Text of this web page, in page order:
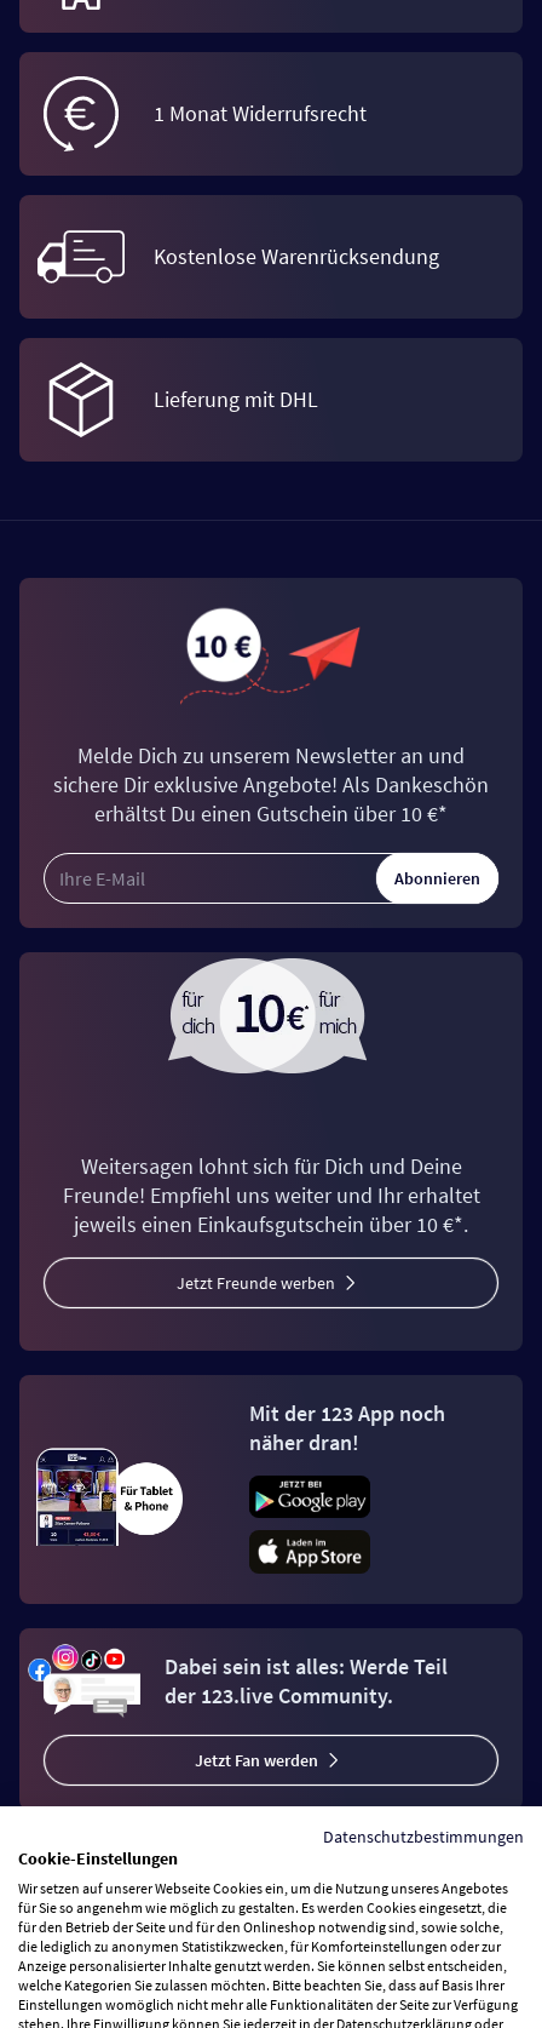
1 Monat Widerrufsrecht
Kostenlose Warenrücksendung
Lieferung mit DHL
Melde Dich zu unserem Newsletter an und
sichere Dir exklusive Angebote! Als Dankeschön
erhältst Du einen Gutschein über 10 €*
Abonnieren
Weitersagen lohnt sich für Dich und Deine
Freunde! Empfiehl uns weiter und Ihr erhaltet
jeweils einen Einkaufsgutschein über 10 €*.
Jetzt Freunde werben
Mit der 123 App noch
näher dran!
Dabei sein ist alles: Werde Teil
der 123.live Community.
Jetzt Fan werden
Vertrag widerrufen
Zahlungsarten
Datenschutzbestimmungen
Cookie-Einstellungen
Wir setzen auf unserer Webseite Cookies ein, um die Nutzung unseres Angebotes
für Sie so angenehm wie möglich zu gestalten. Es werden Cookies eingesetzt, die
für den Betrieb der Seite und für den Onlineshop notwendig sind, sowie solche,
die lediglich zu anonymen Statistikzwecken, für Komforteinstellungen oder zur
Anzeige personalisierter Inhalte genutzt werden. Sie können selbst entscheiden,
welche Kategorien Sie zulassen möchten. Bitte beachten Sie, dass auf Basis Ihrer
Einstellungen womöglich nicht mehr alle Funktionalitäten der Seite zur Verfügung
stehen. Ihre Einwilligung können Sie jederzeit in der Datenschutzerklärung oder